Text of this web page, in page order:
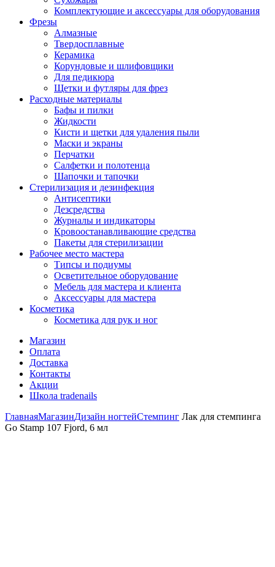
Комплектующие и аксессуары для оборудования
Фрезы
Алмазные
Твердосплавные
Керамика
Корундовые и шлифовщики
Для педикюра
Щетки и футляры для фрез
Расходные материалы
Бафы и пилки
Жидкости
Кисти и щетки для удаления пыли
Маски и экраны
Перчатки
Салфетки и полотенца
Шапочки и тапочки
Стерилизация и дезинфекция
Антисептики
Дезсредства
Журналы и индикаторы
Кровоостанавливающие средства
Пакеты для стерилизации
Рабочее место мастера
Типсы и подиумы
Осветительное оборудование
Мебель для мастера и клиента
Аксессуары для мастера
Косметика
Косметика для рук и ног
Магазин
Оплата
Доставка
Контакты
Акции
Школа tradenails
ГлавнаяМагазинДизайн ногтейСтемпинг Лак для стемпинга
Go Stamp 107 Fjord, 6 мл